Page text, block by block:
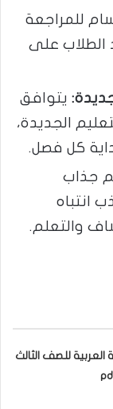
للمراجعة
الطلاب على
: يتوافق
الجديدة،
كل فصل.
جذاب
انتباه
والتعلم.
للصف الثالث